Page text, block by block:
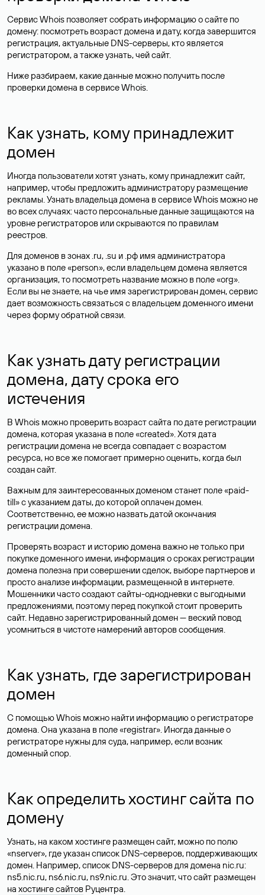
Сервис Whois позволяет собрать информацию о сайте по
домену: посмотреть возраст домена и дату, когда завершится
регистрация, актуальные DNS-серверы, кто является
регистратором, а также узнать, чей сайт.
Ниже разбираем, какие данные можно получить после
проверки домена в сервисе Whois.
Как узнать, кому принадлежит
домен
Иногда пользователи хотят узнать, кому принадлежит сайт,
например, чтобы предложить администратору размещение
рекламы. Узнать владельца домена в сервисе Whois можно не
во всех случаях: часто персональные данныезащищаются на
уровне регистраторов или скрываются по правилам
реестров.
Для доменов в зонах .ru, .su и .рф имя администратора
указано в поле «person», если владельцем домена является
организация, то посмотреть название можно в поле «org».
Если вы не знаете, на чье имя зарегистрирован домен, сервис
дает возможность связаться с владельцем доменного имени
через форму обратной связи.
Как узнать дату регистрации
домена, дату срока его
истечения
В Whois можно проверить возраст сайта по дате регистрации
домена, которая указана в поле «created». Хотя дата
регистрации домена не всегда совпадает с возрастом
ресурса, но все же помогает примерно оценить, когда был
создан сайт.
Важным для заинтересованных доменом станет поле «paid-
till» с указанием даты, до которой оплачен домен.
Соответственно, ее можно назвать датой окончания
регистрации домена.
Проверять возраст и историю домена важно не только при
покупке доменного имени, информация о сроках регистрации
домена полезна при совершении сделок, выборе партнеров и
просто анализе информации, размещенной в интернете.
Мошенники часто создают сайты-однодневки с выгодными
предложениями, поэтому перед покупкой стоит проверить
сайт. Недавно зарегистрированный домен — веский повод
усомниться в чистоте намерений авторов сообщения.
Как узнать, где зарегистрирован
домен
С помощью Whois можно найти информацию о регистраторе
домена. Она указана в поле «registrar». Иногда данные о
регистраторе нужны для суда, например, если возник
доменный спор.
Как определить хостинг сайта по
домену
Узнать, на каком хостинге размещен сайт, можно по полю
«nserver», где указан список DNS-серверов, поддерживающих
домен. Например, список DNS-серверов для домена nic.ru:
ns5.nic.ru, ns6.nic.ru, ns9.nic.ru. Это значит, что сайт размещен
на хостинге сайтов Руцентра.